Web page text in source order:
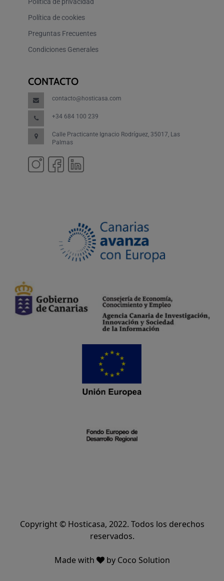
Política de privacidad
Política de cookies
Preguntas Frecuentes
Condiciones Generales
CONTACTO
contacto@hosticasa.com
+34 684 100 239
Calle Practicante Ignacio Rodríguez, 35017, Las
Palmas
Copyright © Hosticasa, 2022. Todos los derechos
reservados.
Made with by Coco Solution